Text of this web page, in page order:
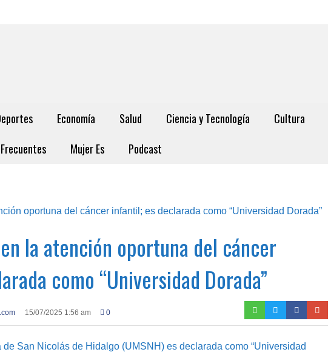
Economía Salud Ciencia y Tecnología Cultura
Mujer Es Podcast
la atención oportuna del cáncer
como “Universidad Dorada”
15/07/2025 1:56 am 0
San Nicolás de Hidalgo (UMSNH) es declarada como “Universidad